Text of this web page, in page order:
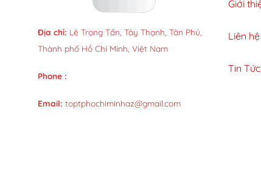
Địa chỉ: Lê Trọng Tấn, Tây Thạnh, Tân Phú,
Thành phố Hồ Chí Minh, Việt Nam
Phone :
Email: toptphochiminhaz@gmail.com
Giới
Liên hệ
Tin Tức